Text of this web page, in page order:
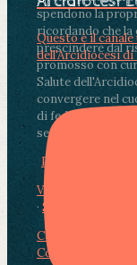
spendono la
ricordando che la
prescindere dal
promosso con
Salute
convergere nel
di fedeli,
segnate dalla
Photo
View on Facebook
· Share
Condividi su
Condividi su
Questo è il
dell'Arcidiocesi di